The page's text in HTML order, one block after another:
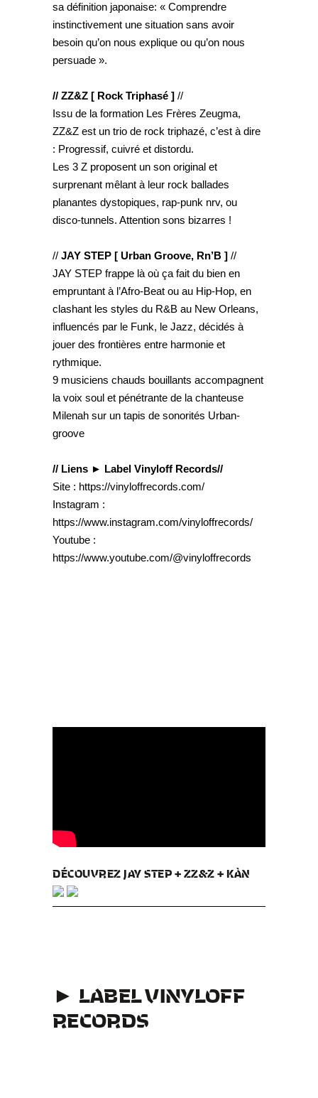
sa définition japonaise: « Comprendre
instinctivement une situation sans avoir
besoin qu’on nous explique ou qu’on nous
persuade ».
// ZZ&Z [ Rock Triphasé ] //
Issu de la formation Les Frères Zeugma,
ZZ&Z est un trio de rock triphazé, c’est à dire
: Progressif, cuivré et distordu.
Les 3 Z proposent un son original et
surprenant mêlant à leur rock ballades
planantes dystopiques, rap-punk nrv, ou
disco-tunnels. Attention sons bizarres !
// JAY STEP [ Urban Groove, Rn’B ] //
JAY STEP frappe là où ça fait du bien en
empruntant à l’Afro-Beat ou au Hip-Hop, en
clashant les styles du R&B au New Orleans,
influencés par le Funk, le Jazz, décidés à
jouer des frontières entre harmonie et
rythmique.
9 musiciens chauds bouillants accompagnent
la voix soul et pénétrante de la chanteuse
Milenah sur un tapis de sonorités Urban-
groove
// Liens ► Label Vinyloff Records//
Site : https://vinyloffrecords.com/
Instagram :
https://www.instagram.com/vinyloffrecords/
Youtube :
https://www.youtube.com/@vinyloffrecords
DÉCOUVREZ JAY STEP + ZZ&Z + KÀN
► LABEL VINYLOFF
RECORDS